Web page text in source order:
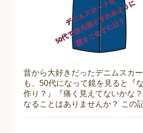
昔から大好きだったデニムスカ
も、50代になって鏡を見ると『
作り？』『痛く見えてないかな
なることはありませんか？ この